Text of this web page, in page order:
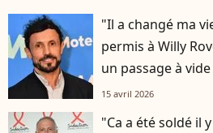
"Il a changé ma
permis à Willy
un passage à
15 avril 2026
"Ca a été soldé il